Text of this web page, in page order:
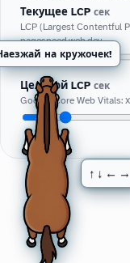
Текущее LCP сек
LCP (Largest
pagespeed.web.dev
Целевой LCP сек
Google Core Web
на кружочек!
↑↓←→